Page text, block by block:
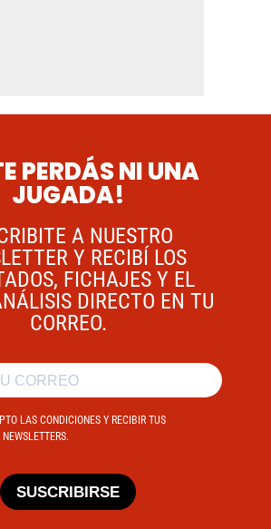
PERDÁS NI UNA
JUGADA!
A NUESTRO
Y RECIBÍ LOS
FICHAJES Y EL
DIRECTO EN TU
CORREO.
LAS CONDICIONES Y RECIBIR TUS
NEWSLETTERS.
SUSCRIBIRSE